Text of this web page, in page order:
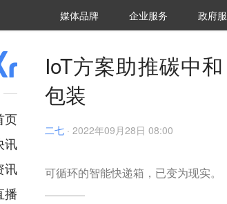
媒体品牌 36Kr研究院
企业服务 城市之
政府
页
讯
讯
荐
播
IoT方案助推碳中
包装
二七 · 2022年09月28日 08:00
可循环的智能快递箱，已变为现实。